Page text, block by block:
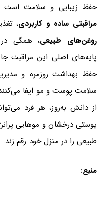
حفظ زیبایی و سلامت
مراقبتی ساده و کاربردی،
روغن‌های طبیعی، همگی در
پایه‌های اصلی این مراقبت
حفظ بهداشت روزمره و
سلامت پوست و مو ایفا
از دانش به‌روز، هر فرد
پوستی درخشان و موهایی
طبیعی را در منزل خود رقم زند.
منبع: